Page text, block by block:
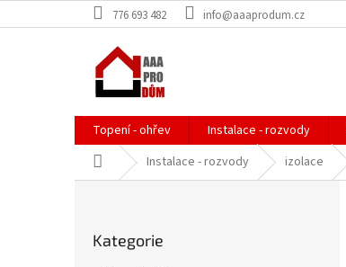
na
776 693 482 info@aaaprodum.cz
Topení - ohřev Instalace - rozvody
Domů Instalace - rozvody izolace
kategorie
Kategorie